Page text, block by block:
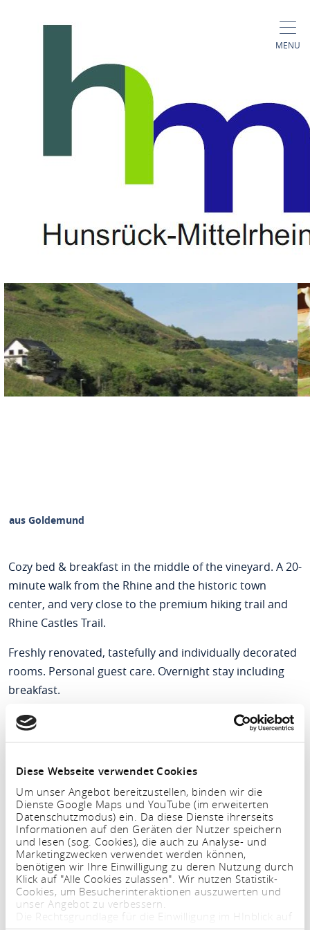
Diese Webseite verwendet Cookies
Um unser Angebot bereitzustellen, binden wir die
Dienste Google Maps und YouTube (im erweiterten
Datenschutzmodus) ein. Da diese Dienste ihrerseits
Informationen auf den Geräten der Nutzer speichern
und lesen (sog. Cookies), die auch zu Analyse- und
Marketingzwecken verwendet werden können,
benötigen wir Ihre Einwilligung zu deren Nutzung durch
Klick auf "Alle Cookies zulassen". Wir nutzen Statistik-
Cookies, um Besucherinteraktionen auszuwerten und
unser Angebot zu verbessern.
Die Rechtsgrundlage für die Einwilligung im HInblick auf
MENU
Haus Goldemund
Rieslingstraße 84, 55430 Oberwesel-Engehöll
CALL
Haus Goldemund
Cozy bed & breakfast in the middle of the vineyard. A 20-
minute walk from the Rhine and the historic town
center, and very close to the premium hiking trail and
Rhine Castles Trail.
Freshly renovated, tastefully and individually decorated
rooms. Personal guest care. Overnight stay including
breakfast.
Period